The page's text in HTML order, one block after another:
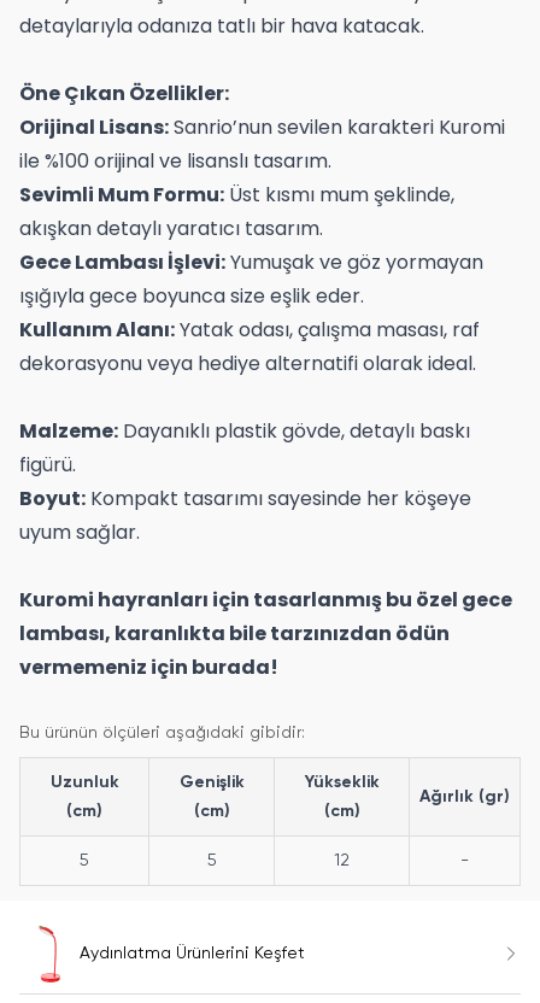
detaylarıyla odanıza tatlı bir hava katacak.
Öne Çıkan Özellikler:
Orijinal Lisans:Sanrio’nun sevilen karakteri Kuromi
ile %100 orijinal ve lisanslı tasarım.
Sevimli Mum Formu: Üst kısmı mum şeklinde,
akışkan detaylı yaratıcı tasarım.
Gece Lambası İşlevi:Yumuşak ve göz yormayan
ışığıyla gece boyunca size eşlik eder.
Kullanım Alanı:Yatak odası, çalışma masası, raf
dekorasyonu veya hediye alternatifi olarak ideal.
Malzeme: Dayanıklı plastik gövde, detaylı baskı
figürü.
Boyut: Kompakt tasarımı sayesinde her köşeye
uyum sağlar.
Kuromi hayranları için tasarlanmış bu özel gece
lambası, karanlıkta bile tarzınızdan ödün
vermemeniz için burada!
Bu ürünün ölçüleri aşağıdaki gibidir:
Uzunluk
(cm)
Genişlik
(cm)
Yükseklik
(cm)
Ağırlık (gr)
5 5 12 -
Aydınlatma Ürünlerini Keşfet